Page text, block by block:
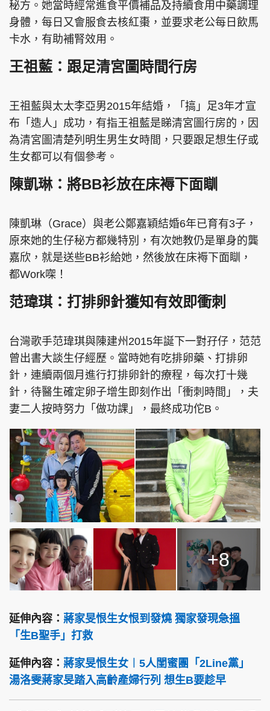
秘方。她當時經常進食平價補品及持續食用中藥調理
身體，每日又會服食去核紅棗，並要求老公每日飲馬
卡水，有助補腎效用。
王祖藍：跟足清宮圖時間行房
王祖藍與太太李亞男2015年結婚，「搞」足3年才宣
布「造人」成功，有指王祖藍是睇清宮圖行房的，因
為清宮圖清楚列明生男生女時間，只要跟足想生仔或
生女都可以有個參考。
陳凱琳：將BB衫放在床褥下面瞓
陳凱琳（Grace）與老公鄭嘉穎結婚6年已育有3子，
原來她的生仔秘方都幾特別，有次她教仍是單身的龔
嘉欣，就是送些BB衫給她，然後放在床褥下面瞓，
都Work㗎！
范瑋琪：打排卵針獲知有效即衝刺
台灣歌手范瑋琪與陳建州2015年誕下一對孖仔，范范
曾出書大談生仔經歷。當時她有吃排卵藥、打排卵
針，連續兩個月進行打排卵針的療程，每次打十幾
針，待醫生確定卵子增生即刻作出「衝刺時間」，夫
妻二人按時努力「做功課」，最終成功佗B。
+8
延伸內容： 蔣家旻恨生女恨到發燒 獨家發現急搵
「生B聖手」打救
延伸內容： 蔣家旻恨生女︱5人閨蜜團「2Line黨」
湯洛雯蔣家旻踏入高齡產婦行列 想生B要趁早